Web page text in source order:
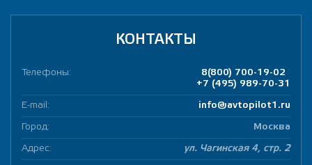
КОНТАКТЫ
Телефоны:
8(800) 700-19-02
+7 (495) 989-70-31
E-mail: info@avtopilot1.ru
Город: Москва
Адрес: ул. Чагинская 4, стр. 2